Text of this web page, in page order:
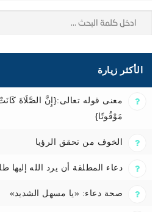
الأكثر زيارة
معنى قوله تعالى:{إِنَّ الصَّلَاةَ
مَوْقُوتًا}
الخوف من تحقق الرؤيا
دعاء المطلقة أن يرد الله إليها
صحة دعاء: «يا مسهل الشديد»